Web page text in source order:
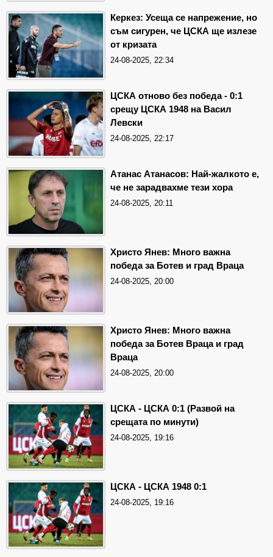
Керкез: Усеща се напрежение, но
съм сигурен, че ЦСКА ще излезе
от кризата
24-08-2025, 22:34
ЦСКА отново без победа - 0:1
срещу ЦСКА 1948 на Васил
Левски
24-08-2025, 22:17
Атанас Атанасов: Най-жалкото е,
че не зарадвахме тези хора
24-08-2025, 20:11
Христо Янев: Много важна
победа за Ботев и град Враца
24-08-2025, 20:00
Христо Янев: Много важна
победа за Ботев Враца и град
Враца
24-08-2025, 20:00
ЦСКА - ЦСКА 0:1 (Развой на
срещата по минути)
24-08-2025, 19:16
ЦСКА - ЦСКА 1948 0:1
24-08-2025, 19:16